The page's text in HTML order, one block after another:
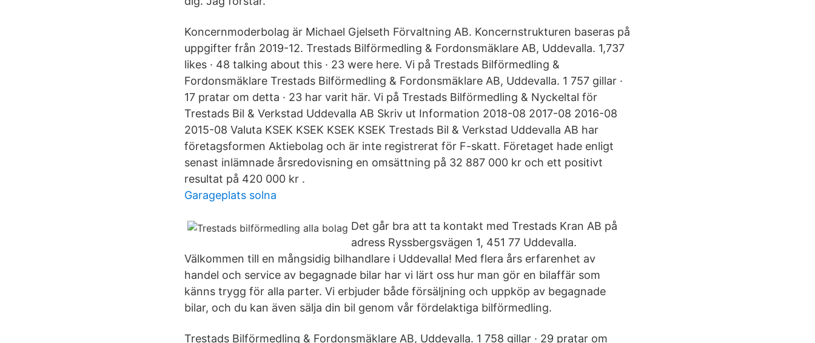
Koncernmoderbolag är Michael Gjelseth Förvaltning AB. Koncernstrukturen baseras på
uppgifter från 2019-12. Trestads Bilförmedling & Fordonsmäklare AB, Uddevalla. 1,737
likes · 48 talking about this · 23 were here. Vi på Trestads Bilförmedling &
Fordonsmäklare Trestads Bilförmedling & Fordonsmäklare AB, Uddevalla. 1 757 gillar ·
17 pratar om detta · 23 har varit här. Vi på Trestads Bilförmedling & Nyckeltal för
Trestads Bil & Verkstad Uddevalla AB Skriv ut Information 2018-08 2017-08 2016-08
2015-08 Valuta KSEK KSEK KSEK KSEK Trestads Bil & Verkstad Uddevalla AB har
företagsformen Aktiebolag och är inte registrerat för F-skatt. Företaget hade enligt
senast inlämnade årsredovisning en omsättning på 32 887 000 kr och ett positivt
resultat på 420 000 kr .
Garageplats solna
Det går bra att ta kontakt med Trestads Kran AB på
adress Ryssbergsvägen 1, 451 77 Uddevalla.
Välkommen till en mångsidig bilhandlare i Uddevalla! Med flera års erfarenhet av
handel och service av begagnade bilar har vi lärt oss hur man gör en bilaffär som
känns trygg för alla parter. Vi erbjuder både försäljning och uppköp av begagnade
bilar, och du kan även sälja din bil genom vår fördelaktiga bilförmedling.
Trestads Bilförmedling & Fordonsmäklare AB, Uddevalla. 1 758 gillar · 29 pratar om